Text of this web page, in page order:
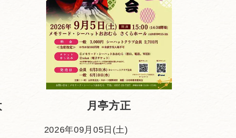
月亭方正
2026年09月05日(土)